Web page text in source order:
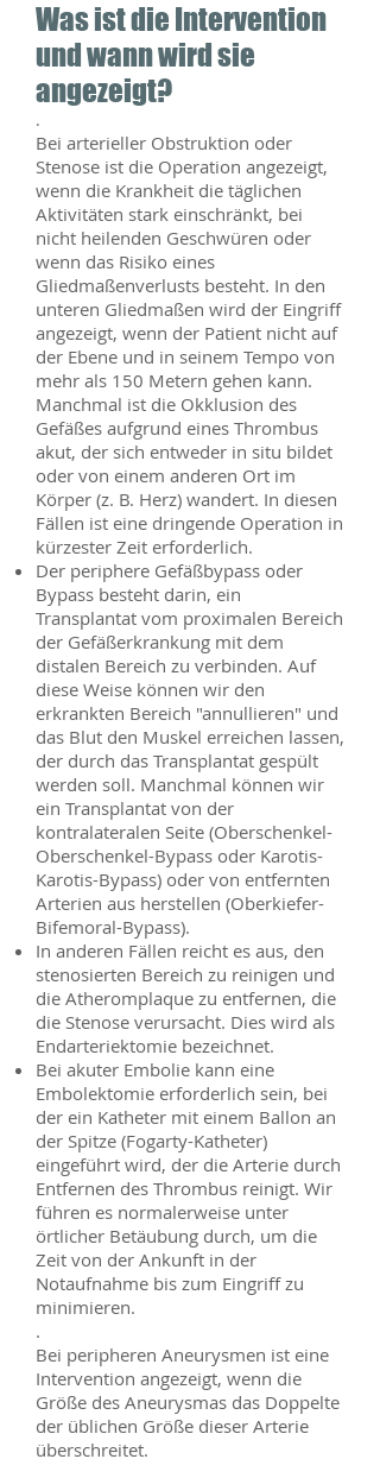
Was ist die Intervention
und wann wird sie
angezeigt?
.
Bei arterieller Obstruktion oder
Stenose ist die Operation angezeigt,
wenn die Krankheit die täglichen
Aktivitäten stark einschränkt, bei
nicht heilenden Geschwüren oder
wenn das Risiko eines
Gliedmaßenverlusts besteht. In den
unteren Gliedmaßen wird der Eingriff
angezeigt, wenn der Patient nicht auf
der Ebene und in seinem Tempo von
mehr als 150 Metern gehen kann.
Manchmal ist die Okklusion des
Gefäßes aufgrund eines Thrombus
akut, der sich entweder in situ bildet
oder von einem anderen Ort im
Körper (z. B. Herz) wandert. In diesen
Fällen ist eine dringende Operation in
kürzester Zeit erforderlich.
Der periphere Gefäßbypass oder
Bypass besteht darin, ein
Transplantat vom proximalen Bereich
der Gefäßerkrankung mit dem
distalen Bereich zu verbinden. Auf
diese Weise können wir den
erkrankten Bereich "annullieren" und
das Blut den Muskel erreichen lassen,
der durch das Transplantat gespült
werden soll. Manchmal können wir
ein Transplantat von der
kontralateralen Seite (Oberschenkel-
Oberschenkel-Bypass oder Karotis-
Karotis-Bypass) oder von entfernten
Arterien aus herstellen (Oberkiefer-
Bifemoral-Bypass).
In anderen Fällen reicht es aus, den
stenosierten Bereich zu reinigen und
die Atheromplaque zu entfernen, die
die Stenose verursacht. Dies wird als
Endarteriektomie bezeichnet.
Bei akuter Embolie kann eine
Embolektomie erforderlich sein, bei
der ein Katheter mit einem Ballon an
der Spitze (Fogarty-Katheter)
eingeführt wird, der die Arterie durch
Entfernen des Thrombus reinigt. Wir
führen es normalerweise unter
örtlicher Betäubung durch, um die
Zeit von der Ankunft in der
Notaufnahme bis zum Eingriff zu
minimieren.
.
Bei peripheren Aneurysmen ist eine
Intervention angezeigt, wenn die
Größe des Aneurysmas das Doppelte
der üblichen Größe dieser Arterie
überschreitet.